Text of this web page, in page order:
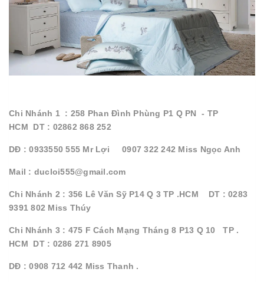
Chi Nhánh 1 : 258 Phan Đình Phùng P1 Q PN - TP
HCM DT : 02862 868 252
DĐ : 0933550 555 Mr Lợi 0907 322 242 Miss Ngọc Anh
Mail : ducloi555@gmail.com
Chi Nhánh 2 : 356 Lê Văn Sỹ P14 Q 3 TP .HCM DT : 0283
9391 802 Miss Thúy
Chi Nhánh 3 : 475 F Cách Mạng Tháng 8 P13 Q 10 TP .
HCM DT : 0286 271 8905
DĐ : 0908 712 442 Miss Thanh .